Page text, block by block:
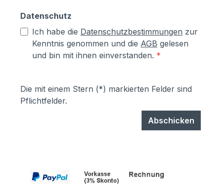
Datenschutz
Ich habe die Datenschutzbestimmungen zur
Kenntnis genommen und die AGB gelesen
und bin mit ihnen einverstanden. *
Die mit einem Stern (*) markierten Felder sind
Pflichtfelder.
Abschicken